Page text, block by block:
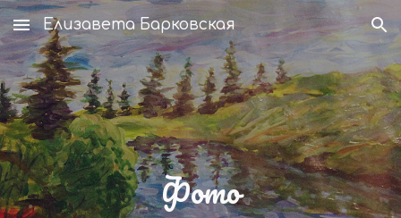
Skip to main content Skip to navigation
Елизавета Барковская
Фото